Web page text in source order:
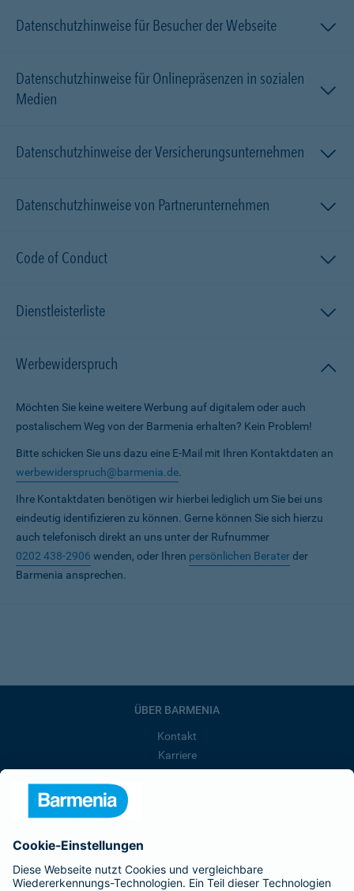
Datenschutzhinweise für Besucher der Webseite
Datenschutzhinweise für Onlinepräsenzen in sozialen
Medien
Datenschutzhinweise der Versicherungsunternehmen
Datenschutzhinweise von Partnerunternehmen
Code of Conduct
Dienstleisterliste
Werbewiderspruch
Möchten Sie keine weitere Werbung auf digitalem oder auch
postalischem Weg von der Barmenia erhalten? Kein Problem!
Bitte schicken Sie uns dazu eine E-Mail mit Ihren Kontaktdaten an
werbewiderspruch@barmenia.de.
Ihre Kontaktdaten benötigen wir hierbei lediglich um Sie bei uns
eindeutig identifizieren zu können. Gerne können Sie sich hierzu
auch telefonisch direkt an uns unter der Rufnummer
0202 438-2906 wenden, oder Ihren persönlichen Beraterder
Barmenia ansprechen.
ÜBER BARMENIA
Kontakt
Karriere
Barmenia ist Teil der BarmeniaGothaer
BELIEBTE SEITEN